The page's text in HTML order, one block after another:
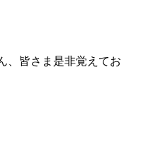
、皆さま是非覚えてお